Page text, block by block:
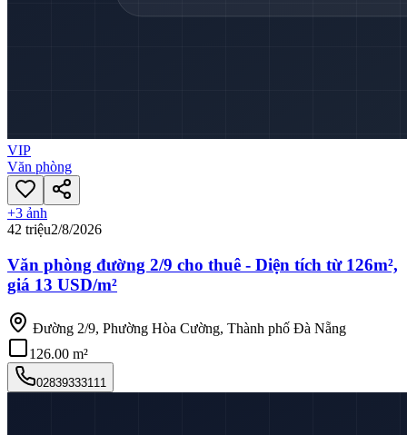
VIP
Văn phòng
+3 ảnh
42 triệu2/8/2026
Văn phòng đường 2/9 cho thuê - Diện tích từ 126m²,
giá 13 USD/m²
Đường 2/9, Phường Hòa Cường, Thành phố Đà Nẵng
126.00 m²
02839333111